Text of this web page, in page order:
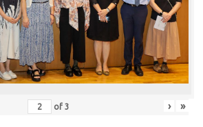
of3 › »